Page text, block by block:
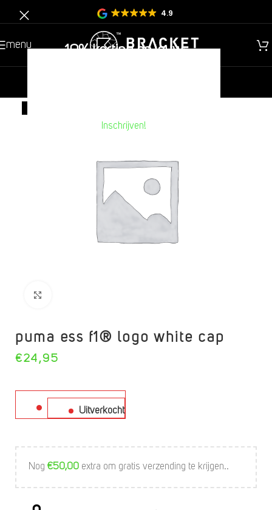
10% korting op jouw
Inschrijven!
4.9
menu
puma ess f1® logo white cap
€24,95
Uitverkocht
Nog €50,00 extra om gratis verzending te krijgen..